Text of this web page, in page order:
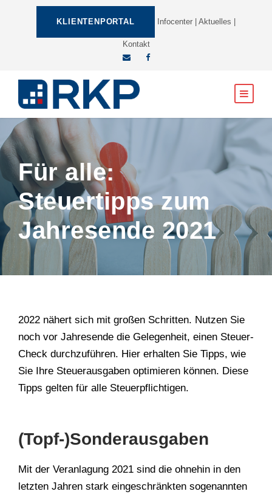
KLIENTENPORTAL Infocenter| Aktuelles
Kontakt
Für alle:
Steuertipps zum
Jahresende 2021
2022 nähert sich mit großen Schritten. Nutzen Sie
noch vor Jahresende die Gelegenheit, einen Steuer-
Check durchzuführen. Hier erhalten Sie Tipps, wie
Sie Ihre Steuerausgaben optimieren können. Diese
Tipps gelten für alle Steuerpflichtigen.
(Topf-)Sonderausgaben
Mit der Veranlagung 2021 sind die ohnehin in den
letzten Jahren stark eingeschränkten sogenannten